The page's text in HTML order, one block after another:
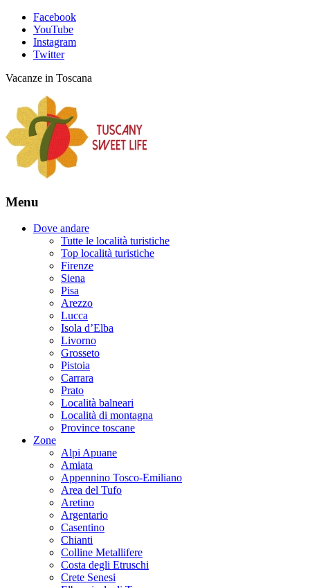
Facebook
YouTube
Instagram
Twitter
Vacanze in Toscana
Menu
Dove andare
Tutte le località turistiche
Top località turistiche
Firenze
Siena
Pisa
Arezzo
Lucca
Isola d’Elba
Livorno
Grosseto
Pistoia
Carrara
Prato
Località balneari
Località di montagna
Province toscane
Zone
Alpi Apuane
Amiata
Appennino Tosco-Emiliano
Area del Tufo
Aretino
Argentario
Casentino
Chianti
Colline Metallifere
Costa degli Etruschi
Crete Senesi